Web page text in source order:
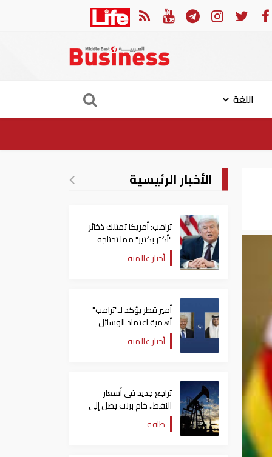
الأردن
اللغة
الأخبار الرئيسية
ترامب: أمريكا تمتلك ذخائر
"أكثر بكثير" مما تحتاجه
أخبار عالمية
أمير قطر يؤكد لـ"ترامب"
أهمية اعتماد الوسائل
الدبلوماسية لمعالجة
القضايا
أخبار عالمية
تراجع جديد في أسعار
النفط.. خام برنت يصل إلى
80.66 دولاراً للبرميل
طاقة